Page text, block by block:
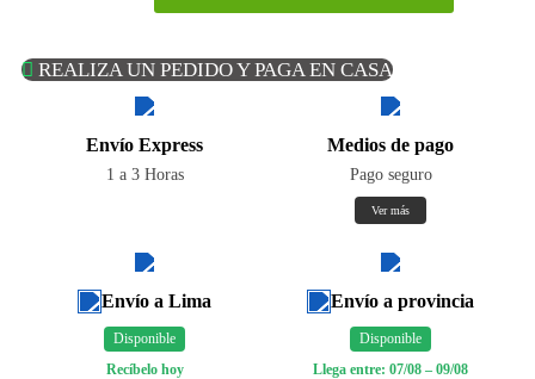
REALIZA UN PEDIDO Y PAGA EN CASA
Envío Express
1 a 3 Horas
Medios de pago
Pago seguro
Ver más
Envío a Lima
Disponible
Recíbelo hoy
Envío a provincia
Disponible
Llega entre: 07/08 – 09/08